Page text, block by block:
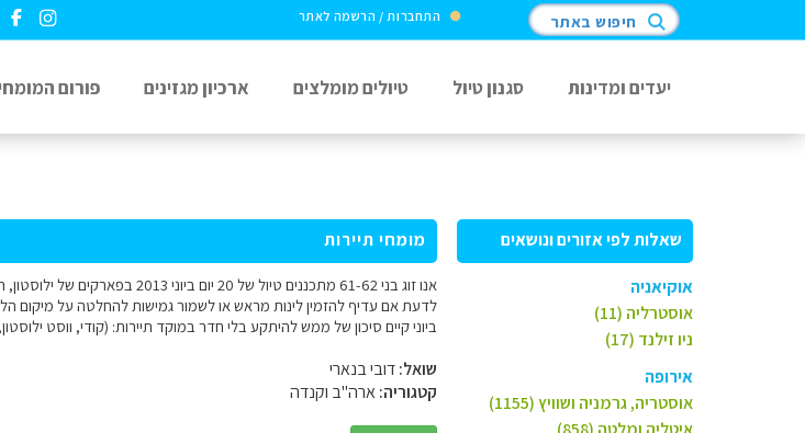
התחברות / הרשמה לאתר חיפוש באתר
יעדים ומדינות סגנון טיול טיולים מומלצים ארכיון מגזינים פורום
שאלות לפי אזורים ונושאים
אוקיאניה
אוסטרליה (11)
ניו זילנד (17)
אירופה
אוסטריה, גרמניה ושוויץ (1155)
מומחי תיירות
אנו זוג בני 61-62 מתכננים טיול של
לדעת אם עדיף להזמין לינות מראש או לשמור גמישות להחלטה על מיקום
ביוני קיים סיכון של ממש להיתקע בלי חדר במוקד תיירות: (קודי, ווסט
שואל:דובי בנארי
קטגוריה:ארה"ב וקנדה